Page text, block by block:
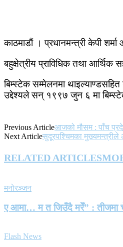
काठमाडाैं । प्रधानमन्त्री केपी
बहुक्षेत्रीय प्राविधिक तथा
बिम्स्टेक सम्मेलनमा थाइल्याण्डसहित
उद्देश्यले सन् १९९७ जुन ६ मा
Previous Articleआजको मौसम : पाँच
Next Articleसुदूरपश्चिमका
RELATED ARTICLES
मनोरञ्जन
ए आमा… म त जिउँदै मरेँ” : तीजमा
Flash News